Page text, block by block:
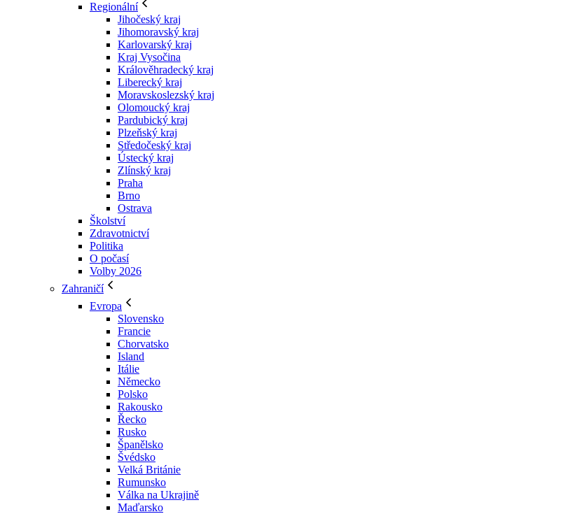
Regionální
Jihočeský kraj
Jihomoravský kraj
Karlovarský kraj
Kraj Vysočina
Králověhradecký kraj
Liberecký kraj
Moravskoslezský kraj
Olomoucký kraj
Pardubický kraj
Plzeňský kraj
Středočeský kraj
Ústecký kraj
Zlínský kraj
Praha
Brno
Ostrava
Školství
Zdravotnictví
Politika
O počasí
Volby 2026
Zahraničí
Evropa
Slovensko
Francie
Chorvatsko
Island
Itálie
Německo
Polsko
Rakousko
Řecko
Rusko
Španělsko
Švédsko
Velká Británie
Rumunsko
Válka na Ukrajině
Maďarsko